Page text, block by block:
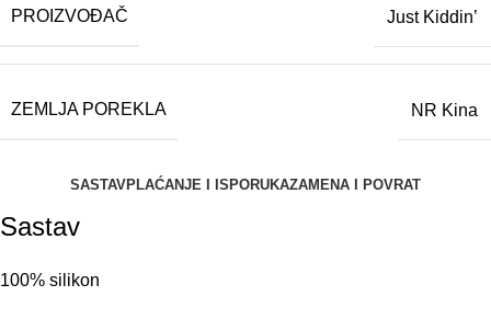
PROIZVOĐAČ Just Kiddin’
ZEMLJA POREKLA NR Kina
SASTAVPLAĆANJE I ISPORUKAZAMENA I POVRAT
Sastav
100% silikon